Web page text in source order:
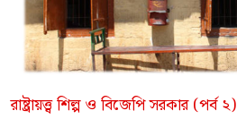
রাষ্ট্রায়ত্ত্ব শিল্প ও বিজেপি সরকার (পর্ব ২)